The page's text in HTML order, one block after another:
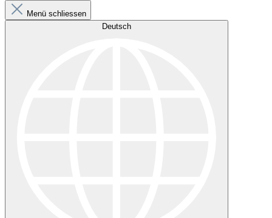
Menü schliessen
Deutsch